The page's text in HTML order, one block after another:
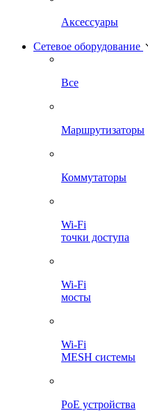
Аксессуары
Сетевое оборудование
Все
Маршрутизаторы
Коммутаторы
Wi-Fi
точки доступа
Wi-Fi
мосты
Wi-Fi
MESH системы
PoE устройства